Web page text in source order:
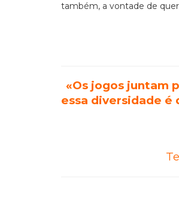
também, a vontade de
«Os jogos juntam
essa diversidade é